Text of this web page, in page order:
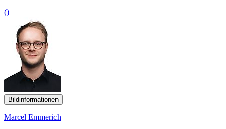
()
Bildinformationen
Marcel Emmerich